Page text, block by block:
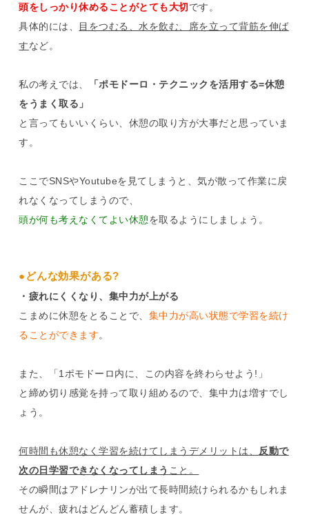
頭をしっかり休めることがとても大切です。
具体的には、
目をつむる、水を飲む、席を立って背筋を伸ば
すなど。
私の考えでは、
「ポモドーロ・テクニックを活用する=休憩
をうまく取る」
と言ってもいいくらい、休憩の取り方が大事だと思っていま
す。
ここでSNSやYoutubeを見てしまうと、気が散って作業に戻
れなくなってしまうので、
頭が何も考えなくてよい休憩を取るようにしましょう。
●どんな効果がある?
・疲れにくくなり、集中力が上がる
こまめに休憩をとることで、 集中力が高い状態で学習を続け
ることができます。
また、「1ポモドーロ内に、この内容を終わらせよう!」
と締め切り感覚を持って取り組めるので、集中力は増すでし
ょう。
何時間も休憩なく学習を続けてしまうデメリットは、
反動で
次の日学習できなくなってしまう こと。
その瞬間はアドレナリンが出て長時間続けられるかもしれま
せんが、疲れはどんどん蓄積します。